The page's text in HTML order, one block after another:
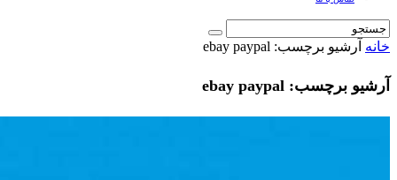
خانه آرشیو برچسب: ebay paypal
آرشیو برچسب: ebay paypal